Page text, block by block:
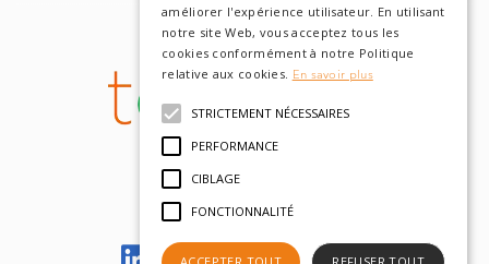
améliorer l'expérience utilisateur. En utilisant
notre site Web, vous acceptez tous les
cookies conformément à notre Politique
relative aux cookies. En savoir plus
STRICTEMENT NÉCESSAIRES
PERFORMANCE
CIBLAGE
FONCTIONNALITÉ